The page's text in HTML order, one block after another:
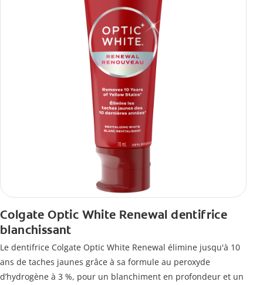
Colgate Optic White Renewal dentifrice
blanchissant
Le dentifrice Colgate Optic White Renewal élimine jusqu'à 10
ans de taches jaunes grâce à sa formule au peroxyde
d’hydrogène à 3 %, pour un blanchiment en profondeur et un